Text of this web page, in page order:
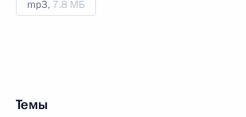
mp3, 7.8 МБ
Темы